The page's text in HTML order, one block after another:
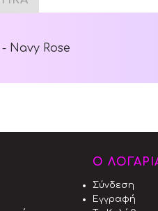
Navy Rose
Ο
Σύνδεση
Εγγραφή